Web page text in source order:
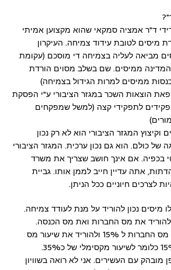
ד"ר אמציה סמקאי שהוא מקצוען אמיתי
מיסים לטובת עידוד צמיחה. העיקרון
מביאה לעליה בצמיחה די מוסכם (עקומת
ממיסים. שם בשלב מסוים הורדת
ממיסים למרות הגידול בצמיחה)
הוצאות השכר במגזר הציבורי ע"י הפסקת
לתפקידי קצה (למשל שמפקחים
וקיצוץ המגזר הציבורי הוא לא רק נכון
של כולם. הוא גם נכון ערכית. המגזר הציבורי
בכפיה. אם אינך חושב שצריך את משרד
אתה עדיין חייב לממן אותו. גביית
לצרכים חיוניים ככל הניתן.
מיסים נכון להוריד על מנת לעודד צמיחה.
להוריד את מס החברות ואת מס הכנסה.
ההצעה היא להוריד את מס החברות ל 15% ולהוריד את שיעור מס
מובהק עם העשירים. אני לא רואה בשוויון